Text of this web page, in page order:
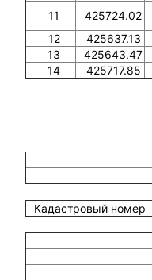
11
425724.02
12
425637.13
13
425643.47
14
425717.85
Кадастровый номер